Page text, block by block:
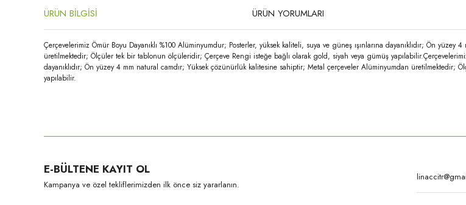
ÜRÜN BİLGİSİ ÜRÜN YORUMLARI
Çerçevelerimiz Ömür Boyu Dayanıklı %100 Alüminyumdur; Posterler, yüksek kaliteli, suya ve güneş ışınlarına dayanıklıdır; Ön
üretilmektedir; Ölçüler tek bir tablonun ölçüleridir; Çerçeve Rengi isteğe bağlı olarak gold, siyah veya gümüş
dayanıklıdır; Ön yüzey 4 mm natural camdır; Yüksek çözünürlük kalitesine sahiptir; Metal çerçeveler Alüminyumdan
yapılabilir.
Ürün açıklamasında eksik bilgiler bulunuyor.
Ürün bilgilerinde hatalar bulunuyor.
E-BÜLTENE KAYIT OL
Kampanya ve özel tekliflerimizden ilk önce siz yararlanın.